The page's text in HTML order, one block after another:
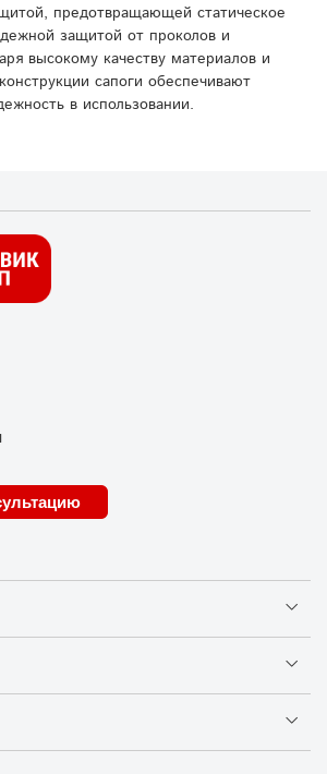
предотвращающей статическое
защитой от проколов и
высокому качеству материалов и
сапоги обеспечивают
в использовании.